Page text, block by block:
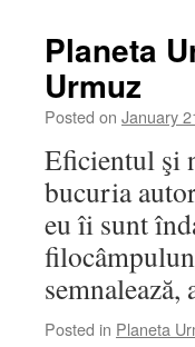
Planeta
Urmuz
Posted on January
Eficientul şi
bucuria
eu îi sunt
Posted in Planeta